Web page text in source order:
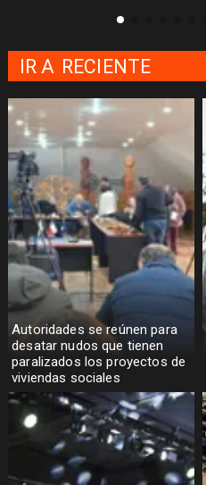
Autoridades se reúnen para
desatar nudos que tienen
paralizados los proyectos de
viviendas sociales
IR A RECIENTE